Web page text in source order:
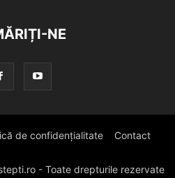
NE
de confidențialitate Contact
- Toate drepturile rezervate